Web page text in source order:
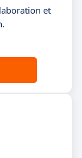
et